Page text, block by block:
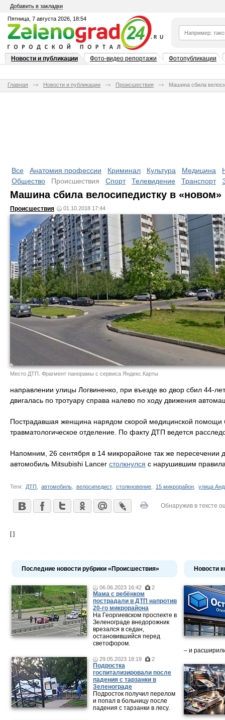
Добавить в закладки
Пятница, 7 августа 2026, 18:54
Новости и публикации Фото-видео репортажи Фотопубликации
Главная Новости и публикации Происшествия Машина сбила
Все Анатомия профессии Криминал Культура Медицина
Общество
Происшествия Спорт Телевидение Транспорт
Машина сбила велосипедистку в «новом»
Происшествия 01.10.2018 17:44
Место ДТП. Фрагмент панорамы с сервиса Яндекс.Карты
направлении улицы Логвиненко, при въезде во двор сбил 44-
двигалась по тротуару справа налево по ходу движения
Пострадавшая женщина нарядом скорой медицинской помощи
травматологическое отделение. По факту ДТП ведется
Напомним, 26 сентября в 14 микрорайоне так же пересечении
автомобиль Mitsubishi Lancer столкнулся с нарушившим
Теги: ДТП автомобиль велосипедист, столкновение 15 микрорайон улица
Обнаружив в тексте
[ ]
Последние новости рубрики «Происшествия»
06.06.2023 16:42 2
Мама c ребёнком
пострадали в ДТП напротив
20-го микрорайона
На Георгиевском проспекте в
Зеленограде внедорожник
врезался в седан,
остановившийся перед
светофором.
29.05.2023 18:19 2
Подростка
госпитализировали после
падения с тарзанки в
Зеленограде
Подросток получил перелом
и попал в больницу после
падения с тарзанки в лесу.
Новости
– и